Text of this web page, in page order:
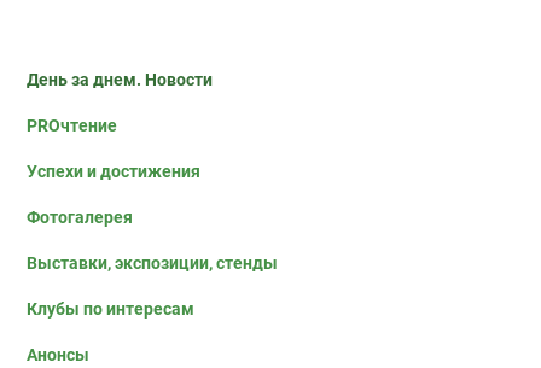
День за днем. Новости
PROчтение
Успехи и достижения
Фотогалерея
Выставки, экспозиции, стенды
Клубы по интересам
Анонсы